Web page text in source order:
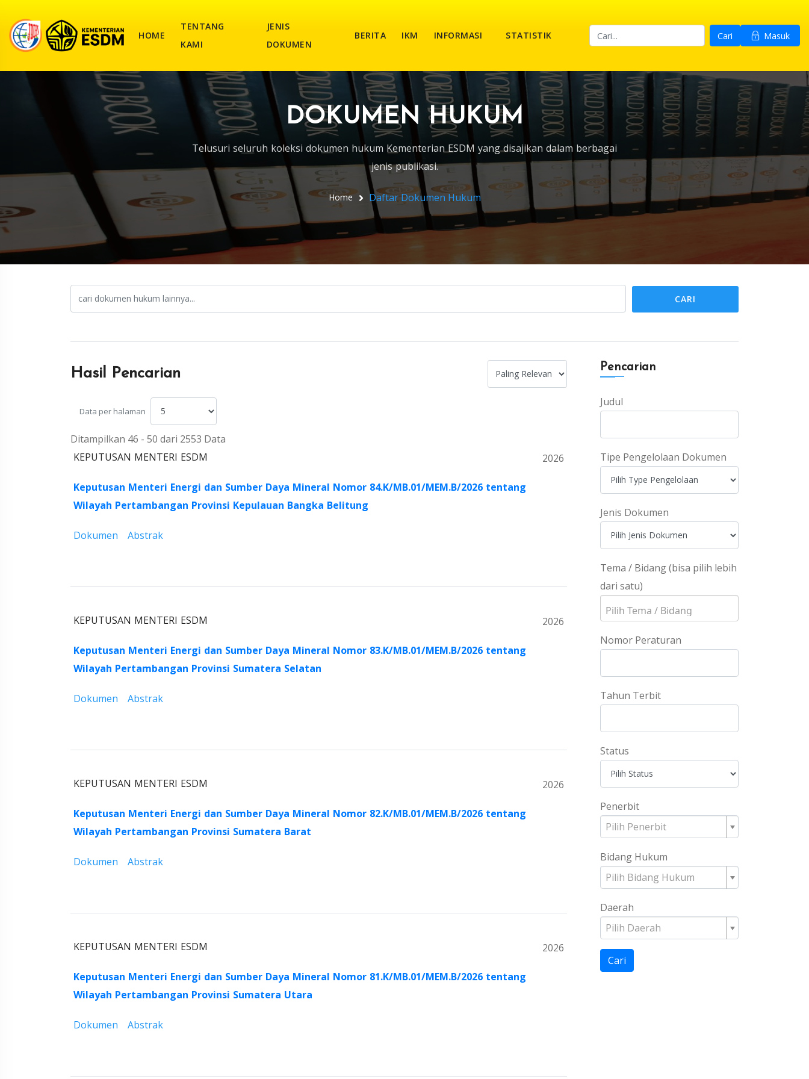
HOME
TENTANG
KAMI
JENIS
DOKUMEN
BERITA IKM INFORMASI STATISTIK Cari Masuk
DOKUMEN HUKUM
Telusuri seluruh koleksi dokumen hukum Kementerian ESDM yang disajikan dalam berbagai
jenis publikasi.
Home Daftar Dokumen Hukum
CARI
Hasil Pencarian
Data per halaman
Ditampilkan 46 - 50 dari 2553 Data
KEPUTUSAN MENTERI ESDM
2026
Keputusan Menteri Energi dan Sumber Daya Mineral Nomor 84.K/MB.01/MEM.B/2026 tentang
Wilayah Pertambangan Provinsi Kepulauan Bangka Belitung
Dokumen Abstrak
KEPUTUSAN MENTERI ESDM 2026
Keputusan Menteri Energi dan Sumber Daya Mineral Nomor 83.K/MB.01/MEM.B/2026 tentang
Wilayah Pertambangan Provinsi Sumatera Selatan
Dokumen Abstrak
KEPUTUSAN MENTERI ESDM 2026
Keputusan Menteri Energi dan Sumber Daya Mineral Nomor 82.K/MB.01/MEM.B/2026 tentang
Wilayah Pertambangan Provinsi Sumatera Barat
Dokumen Abstrak
KEPUTUSAN MENTERI ESDM 2026
Keputusan Menteri Energi dan Sumber Daya Mineral Nomor 81.K/MB.01/MEM.B/2026 tentang
Wilayah Pertambangan Provinsi Sumatera Utara
Dokumen Abstrak
Pencarian
Judul
Tipe Pengelolaan Dokumen
Jenis Dokumen
Tema / Bidang (bisa pilih lebih
dari satu)
Nomor Peraturan
Tahun Terbit
Status
Penerbit
Pilih Penerbit
Bidang Hukum
Pilih Bidang Hukum
Daerah
Pilih Daerah
Cari